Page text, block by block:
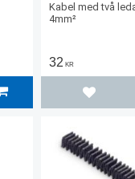
Kabel med två
4mm²
32 KR
Lägg